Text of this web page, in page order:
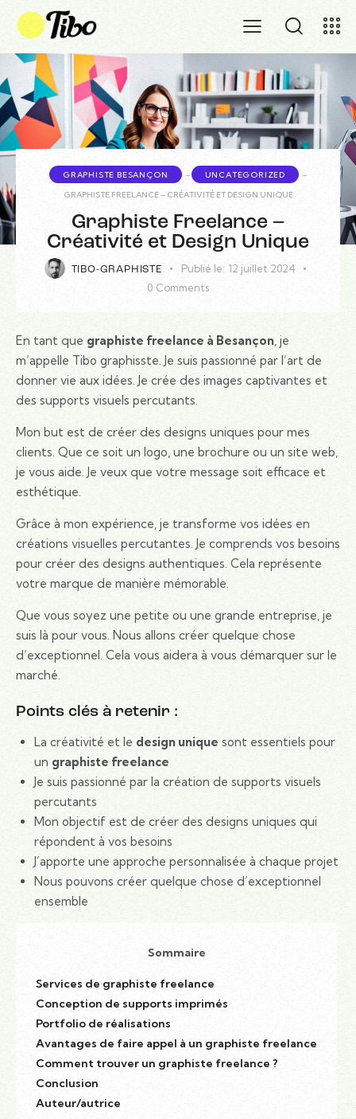
GRAPHISTE BESANÇON - UNCATEGORIZED
-
GRAPHISTE FREELANCE – CRÉATIVITÉ ET DESIGN UNIQUE
Graphiste Freelance –
Créativité et Design Unique
TIBO-GRAPHISTE Publié le: 12 juillet 2024
0 Comments
En tant que graphiste freelance à Besançon , je
m’appelle Tibo graphisste. Je suis passionné par l’art de
donner vie aux idées. Je crée des images captivantes et
des supports visuels percutants.
Mon but est de créer des designs uniques pour mes
clients. Que ce soit un logo, une brochure ou un site web,
je vous aide. Je veux que votre message soit efficace et
esthétique.
Grâce à mon expérience, je transforme vos idées en
créations visuelles percutantes. Je comprends vos besoins
pour créer des designs authentiques. Cela représente
votre marque de manière mémorable.
Que vous soyez une petite ou une grande entreprise, je
suis là pour vous. Nous allons créer quelque chose
d’exceptionnel. Cela vous aidera à vous démarquer sur le
marché.
Points clés à retenir :
La créativité et le design unique sont essentiels pour
un graphiste freelance
Je suis passionné par la création de supports visuels
percutants
Mon objectif est de créer des designs uniques qui
répondent à vos besoins
J’apporte une approche personnalisée à chaque projet
Nous pouvons créer quelque chose d’exceptionnel
ensemble
Sommaire
Services de graphiste freelance
Conception de supports imprimés
Portfolio de réalisations
Avantages de faire appel à un graphiste freelance
Comment trouver un graphiste freelance ?
Conclusion
Auteur/autrice